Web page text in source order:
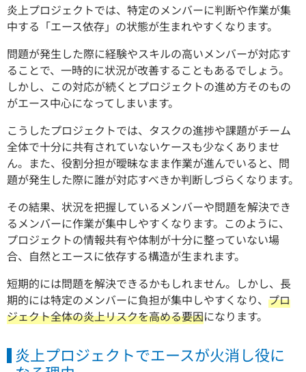
炎上プロジェクトでは、特定のメンバーに判断や作業が集
中する「エース依存」の状態が生まれやすくなります。
問題が発生した際に経験やスキルの高いメンバーが対応す
ることで、一時的に状況が改善することもあるでしょう。
しかし、この対応が続くとプロジェクトの進め方そのもの
がエース中心になってしまいます。
こうしたプロジェクトでは、タスクの進捗や課題がチーム
全体で十分に共有されていないケースも少なくありませ
ん。また、役割分担が曖昧なまま作業が進んでいると、問
題が発生した際に誰が対応すべきか判断しづらくなります。
その結果、状況を把握しているメンバーや問題を解決でき
るメンバーに作業が集中しやすくなります。 このように、
プロジェクトの情報共有や体制が十分に整っていない場
合、自然とエースに依存する構造が生まれます。
短期的には問題を解決できるかもしれません。 しかし、長
期的には特定のメンバーに負担が集中しやすくなり、 プロ
ジェクト全体の炎上リスクを高める要因になります。
炎上プロジェクトでエースが火消し役に